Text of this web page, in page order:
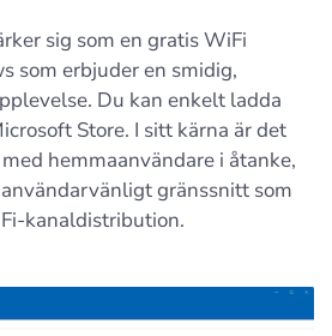
sig som en gratis WiFi
som erbjuder en smidig,
Du kan enkelt ladda
Store. I sitt kärna är det
hemmaanvändare i åtanke,
gränssnitt som
kanaldistribution.